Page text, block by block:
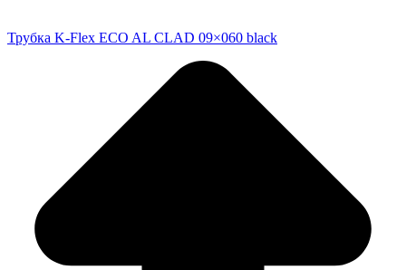
Трубка K-Flex ECO AL CLAD 09×060 black